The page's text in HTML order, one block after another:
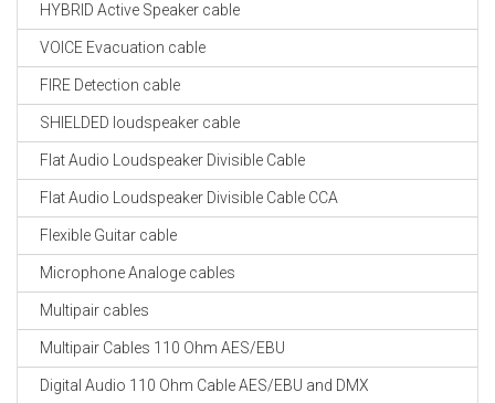
HYBRID Active Speaker cable
VOICE Evacuation cable
FIRE Detection cable
SHIELDED loudspeaker cable
Flat Audio Loudspeaker Divisible Cable
Flat Audio Loudspeaker Divisible Cable CCA
Flexible Guitar cable
Microphone Analoge cables
Multipair cables
Multipair Cables 110 Ohm AES/EBU
Digital Audio 110 Ohm Cable AES/EBU and DMX